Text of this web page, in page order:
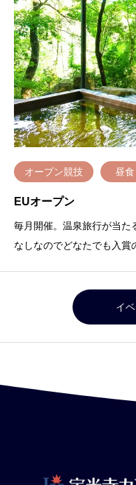
オープン競技 昼食
EUオープン
毎月開催。温泉旅行が当た
なしなのでどなたでも入賞
イ